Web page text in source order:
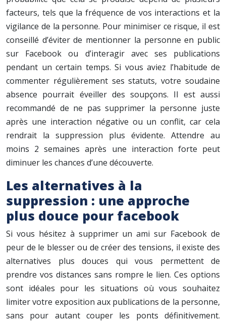
facteurs, tels que la fréquence de vos interactions et la
vigilance de la personne. Pour minimiser ce risque, il est
conseillé d’éviter de mentionner la personne en public
sur Facebook ou d’interagir avec ses publications
pendant un certain temps. Si vous aviez l’habitude de
commenter régulièrement ses statuts, votre soudaine
absence pourrait éveiller des soupçons. Il est aussi
recommandé de ne pas supprimer la personne juste
après une interaction négative ou un conflit, car cela
rendrait la suppression plus évidente. Attendre au
moins 2 semaines après une interaction forte peut
diminuer les chances d’une découverte.
Les alternatives à la
suppression : une approche
plus douce pour facebook
Si vous hésitez à supprimer un ami sur Facebook de
peur de le blesser ou de créer des tensions, il existe des
alternatives plus douces qui vous permettent de
prendre vos distances sans rompre le lien. Ces options
sont idéales pour les situations où vous souhaitez
limiter votre exposition aux publications de la personne,
sans pour autant couper les ponts définitivement.